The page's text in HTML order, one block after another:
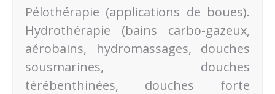
Pélothérapie (applications de boues).
Hydrothérapie (bains carbo-gazeux,
aérobains, hydromassages, douches
sousmarines, douches
térébenthinées, douches forte